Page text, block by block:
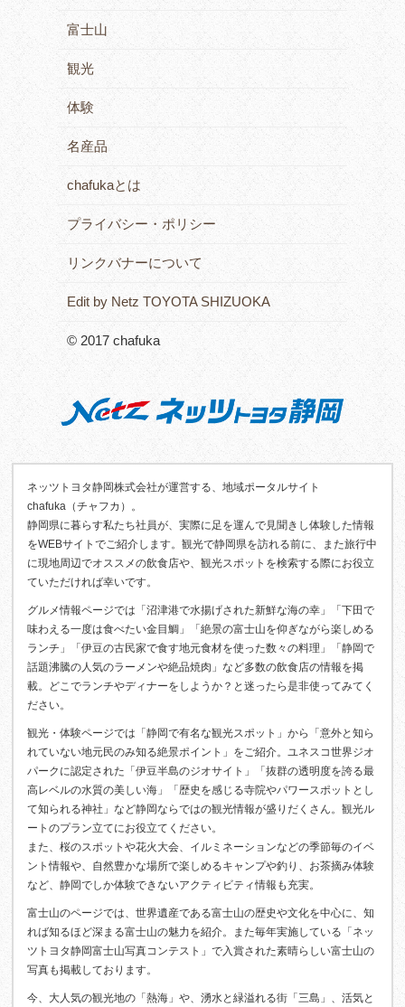
富士山
観光
体験
名産品
chafukaとは
プライバシー・ポリシー
リンクバナーについて
Edit by Netz TOYOTA SHIZUOKA
© 2017 chafuka
ネッツトヨタ静岡株式会社が運営する、地域ポータルサイト
chafuka（チャフカ）。
静岡県に暮らす私たち社員が、実際に足を運んで見聞きし体験した情報
をWEBサイトでご紹介します。観光で静岡県を訪れる前に、また旅行中
に現地周辺でオススメの飲食店や、観光スポットを検索する際にお役立
ていただければ幸いです。
グルメ情報ページでは「沼津港で水揚げされた新鮮な海の幸」「下田で
味わえる一度は食べたい金目鯛」「絶景の富士山を仰ぎながら楽しめる
ランチ」「伊豆の古民家で食す地元食材を使った数々の料理」「静岡で
話題沸騰の人気のラーメンや絶品焼肉」など多数の飲食店の情報を掲
載。どこでランチやディナーをしようか？と迷ったら是非使ってみてく
ださい。
観光・体験ページでは「静岡で有名な観光スポット」から「意外と知ら
れていない地元民のみ知る絶景ポイント」をご紹介。ユネスコ世界ジオ
パークに認定された「伊豆半島のジオサイト」「抜群の透明度を誇る最
高レベルの水質の美しい海」「歴史を感じる寺院やパワースポットとし
て知られる神社」など静岡ならではの観光情報が盛りだくさん。観光ル
ートのプラン立てにお役立てください。
また、桜のスポットや花火大会、イルミネーションなどの季節毎のイベ
ント情報や、自然豊かな場所で楽しめるキャンプや釣り、お茶摘み体験
など、静岡でしか体験できないアクティビティ情報も充実。
富士山のページでは、世界遺産である富士山の歴史や文化を中心に、知
れば知るほど深まる富士山の魅力を紹介。また毎年実施している「ネッ
ツトヨタ静岡富士山写真コンテスト」で入賞された素晴らしい富士山の
写真も掲載しております。
今、大人気の観光地の「熱海」や、湧水と緑溢れる街「三島」、活気と